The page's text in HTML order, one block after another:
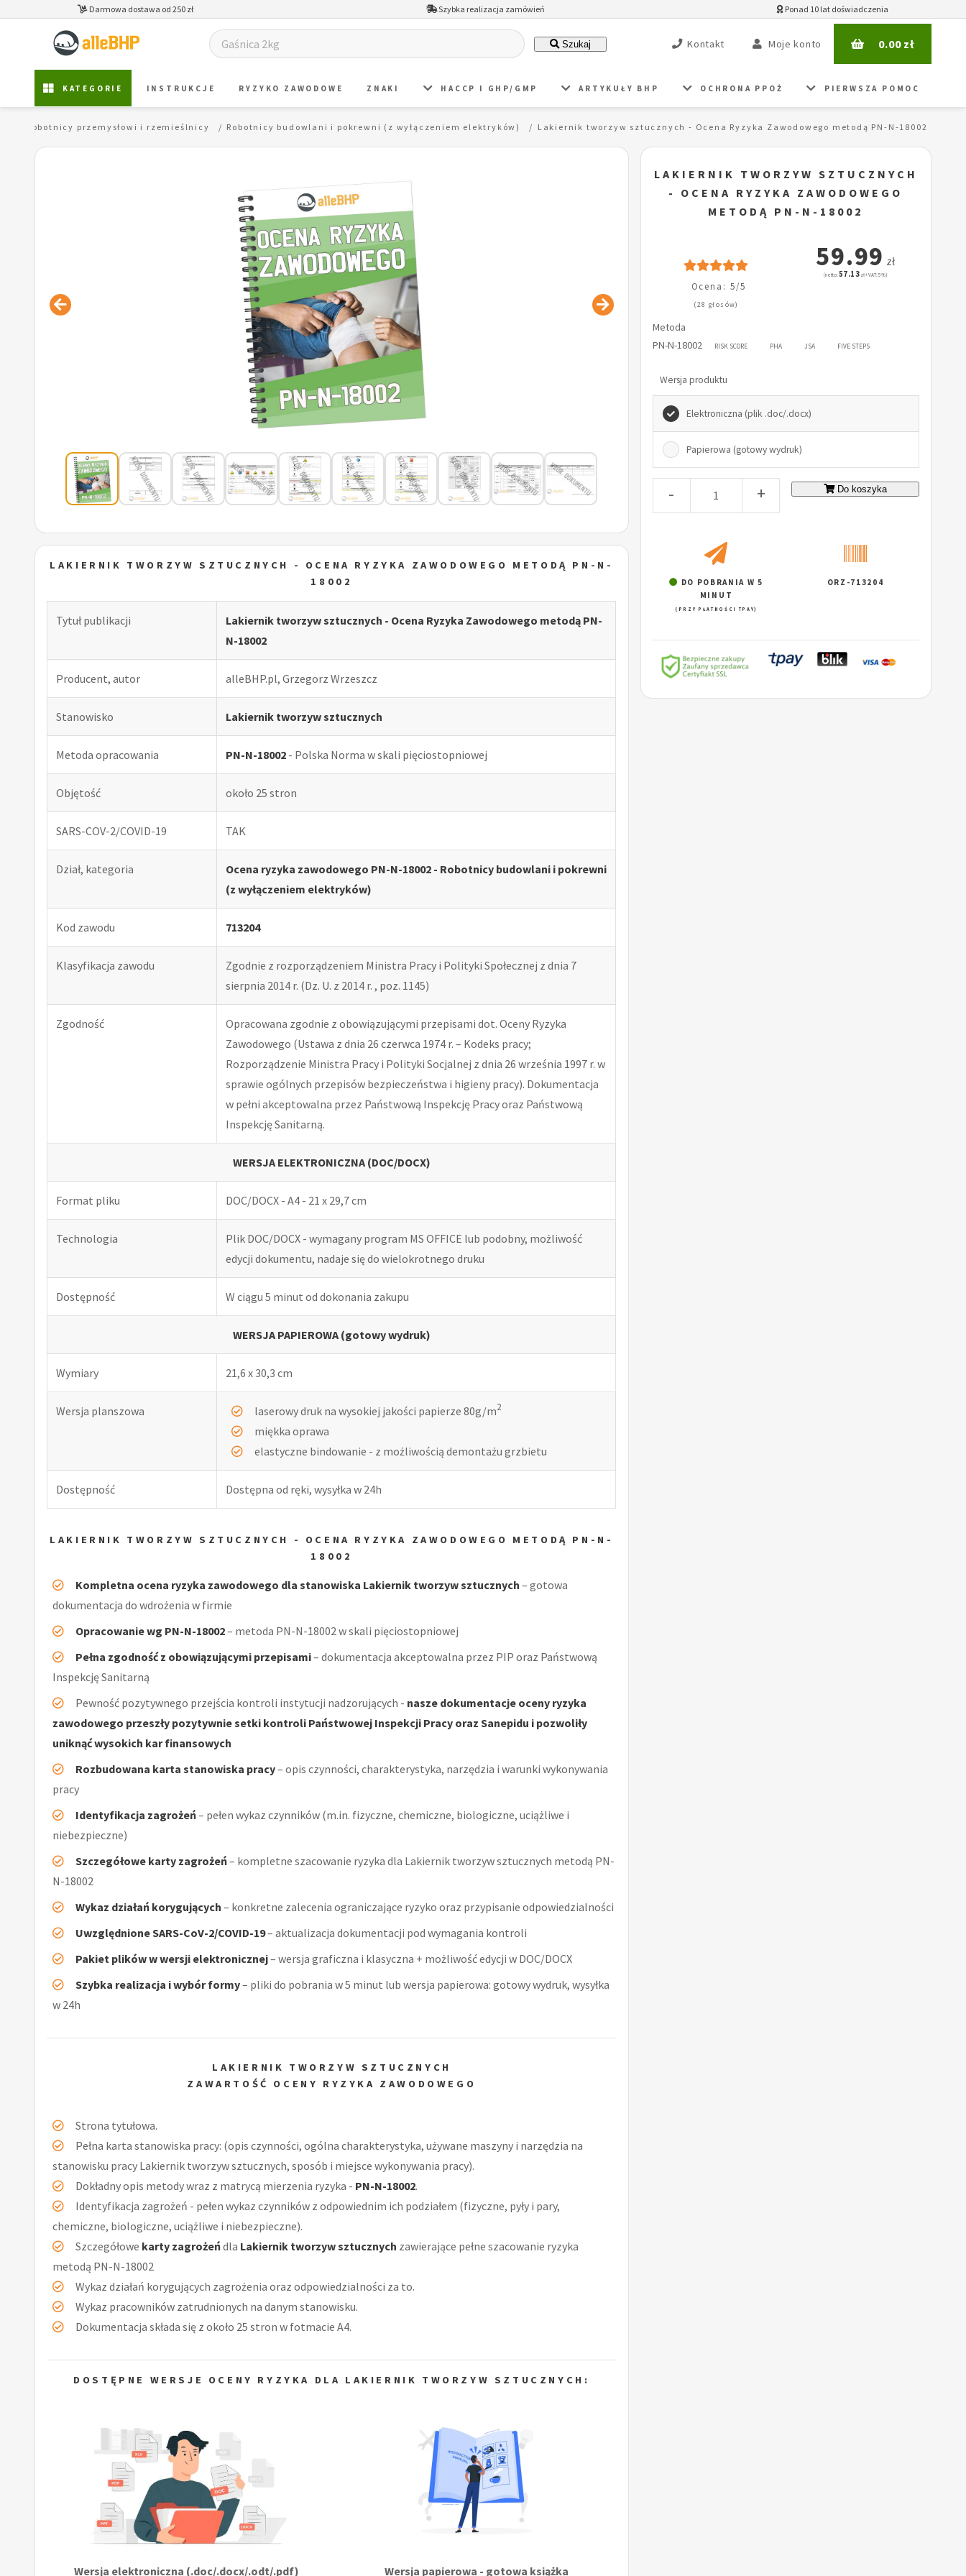
Darmowa dostawa od 250 zł Szybka realizacja zamówień Ponad 10 lat doświadczenia
Szukaj Kontakt Moje konto 0.00zł
KATEGORIE INSTRUKCJE RYZYKO ZAWODOWE ZNAKI HACCP I GHP/GMP ARTYKUŁY BHP OCHRONA PPOŻ PIERWSZA POMOC
Robotnicy przemysłowi i rzemieślnicy Robotnicy budowlani i pokrewni (z wyłączeniem elektryków) Lakiernik tworzyw sztucznych - Ocena Ryzyka Zawodowego metodą PN-N-18002
LAKIERNIK TWORZYW SZTUCZNYCH - OCENA RYZYKA ZAWODOWEGO METODĄ PN-N-
18002
Tytuł publikacji
Lakiernik tworzyw sztucznych - Ocena Ryzyka Zawodowego metodą PN-
N-18002
Producent, autor alleBHP.pl, Grzegorz Wrzeszcz
Stanowisko Lakiernik tworzyw sztucznych
Metoda opracowania PN-N-18002 - Polska Norma w skali pięciostopniowej
Objętość około 25 stron
SARS-COV-2/COVID-19 TAK
Dział, kategoria
Ocena ryzyka zawodowego PN-N-18002 - Robotnicy budowlani i pokrewni
(z wyłączeniem elektryków)
Kod zawodu 713204
Klasyfikacja zawodu
Zgodnie z rozporządzeniem Ministra Pracy i Polityki Społecznej z dnia 7
sierpnia 2014 r. (Dz. U. z 2014 r. , poz. 1145)
Zgodność
Opracowana zgodnie z obowiązującymi przepisami dot. Oceny Ryzyka
Zawodowego (Ustawa z dnia 26 czerwca 1974 r. – Kodeks pracy;
Rozporządzenie Ministra Pracy i Polityki Socjalnej z dnia 26 września 1997 r. w
sprawie ogólnych przepisów bezpieczeństwa i higieny pracy). Dokumentacja
w pełni akceptowalna przez Państwową Inspekcję Pracy oraz Państwową
Inspekcję Sanitarną.
WERSJA ELEKTRONICZNA (DOC/DOCX)
Format pliku DOC/DOCX - A4 - 21 x 29,7 cm
Technologia
Plik DOC/DOCX - wymagany program MS OFFICE lub podobny, możliwość
edycji dokumentu, nadaje się do wielokrotnego druku
Dostępność W ciągu 5 minut od dokonania zakupu
WERSJA PAPIEROWA (gotowy wydruk)
Wymiary 21,6 x 30,3 cm
Wersja planszowa laserowy druk na wysokiej jakości papierze 80g/m2
miękka oprawa
elastyczne bindowanie - z możliwością demontażu grzbietu
Dostępność Dostępna od ręki, wysyłka w 24h
LAKIERNIK TWORZYW SZTUCZNYCH - OCENA RYZYKA ZAWODOWEGO METODĄ PN-N-
18002
Kompletna ocena ryzyka zawodowego dla stanowiska Lakiernik tworzyw sztucznych – gotowa
dokumentacja do wdrożenia w firmie
Opracowanie wg PN-N-18002– metoda PN-N-18002 w skali pięciostopniowej
Pełna zgodność z obowiązującymi przepisami– dokumentacja akceptowalna przez PIP oraz Państwową
Inspekcję Sanitarną
Pewność pozytywnego przejścia kontroli instytucji nadzorujących - nasze dokumentacje oceny ryzyka
zawodowego przeszły pozytywnie setki kontroli Państwowej Inspekcji Pracy oraz Sanepidu i pozwoliły
uniknąć wysokich kar finansowych
Rozbudowana karta stanowiska pracy– opis czynności, charakterystyka, narzędzia i warunki wykonywania
pracy
Identyfikacja zagrożeń– pełen wykaz czynników (m.in. fizyczne, chemiczne, biologiczne, uciążliwe i
niebezpieczne)
Szczegółowe karty zagrożeń– kompletne szacowanie ryzyka dla Lakiernik tworzyw sztucznych metodą PN-
N-18002
Wykaz działań korygujących – konkretne zalecenia ograniczające ryzyko oraz przypisanie odpowiedzialności
Uwzględnione SARS-CoV-2/COVID-19– aktualizacja dokumentacji pod wymagania kontroli
Pakiet plików w wersji elektronicznej– wersja graficzna i klasyczna + możliwość edycji w DOC/DOCX
Szybka realizacja i wybór formy– pliki do pobrania w 5 minut lub wersja papierowa: gotowy wydruk, wysyłka
w 24h
LAKIERNIK TWORZYW SZTUCZNYCH
ZAWARTOŚĆ OCENY RYZYKA ZAWODOWEGO
Strona tytułowa.
Pełna karta stanowiska pracy: (opis czynności, ogólna charakterystyka, używane maszyny i narzędzia na
stanowisku pracy Lakiernik tworzyw sztucznych, sposób i miejsce wykonywania pracy).
Dokładny opis metody wraz z matrycą mierzenia ryzyka - PN-N-18002.
Identyfikacja zagrożeń - pełen wykaz czynników z odpowiednim ich podziałem (fizyczne, pyły i pary,
chemiczne, biologiczne, uciążliwe i niebezpieczne).
Szczegółowe karty zagrożeńdla Lakiernik tworzyw sztucznych zawierające pełne szacowanie ryzyka
metodą PN-N-18002
Wykaz działań korygujących zagrożenia oraz odpowiedzialności za to.
Wykaz pracowników zatrudnionych na danym stanowisku.
Dokumentacja składa się z około 25 stron w fotmacie A4.
DOSTĘPNE WERSJE OCENY RYZYKA DLA LAKIERNIK TWORZYW SZTUCZNYCH:
Wersja elektroniczna (.doc/.docx/.odt/.pdf) Wersja papierowa - gotowa książka
LAKIERNIK TWORZYW SZTUCZNYCH
- OCENA RYZYKA ZAWODOWEGO
METODĄ PN-N-18002
Ocena: 5/5
(28 głosów)
59.99 zł
(netto:57.13 zł + VAT: 5%)
Metoda
PN-N-18002
RISK SCORE PHA JSA FIVE STEPS
Wersja produktu
Elektroniczna (plik .doc/.docx)
Papierowa (gotowy wydruk)
- + Do koszyka
DO POBRANIA W 5
MINUT
(PRZY PŁATNOŚCI TPAY)
ORZ-713204